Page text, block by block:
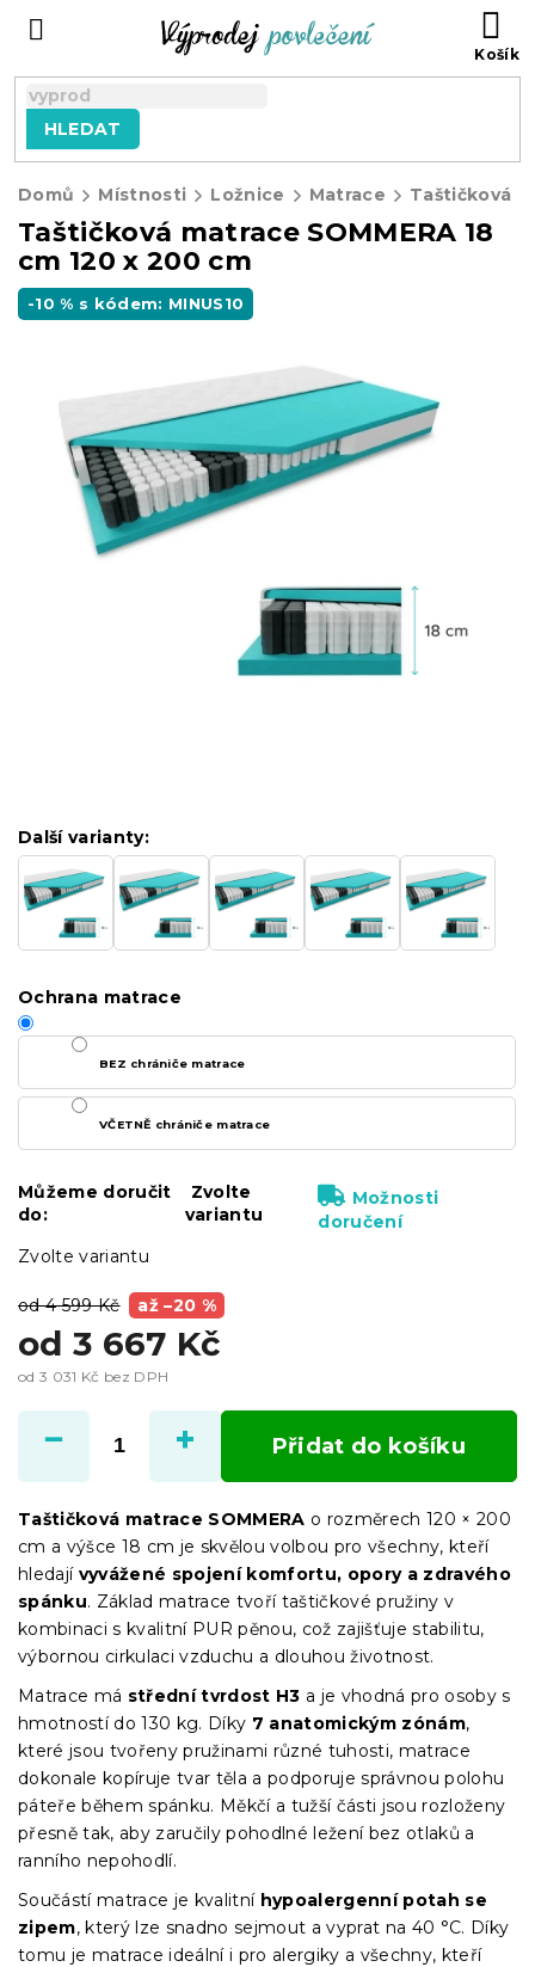
HLEDAT
Domů Místnosti Ložnice Matrace
Taštičková matrace SOMMERA 18
cm 120 x 200 cm
-10 % s kódem: MINUS10
od 4 599 Kč až –20 %
od 3 667 Kč
od 3 031 Kč bez DPH
cena:
Zvolte variantu
Další varianty:
Ochrana matrace
BEZ chrániče matrace
VČETNĚ chrániče matrace
Můžeme doručit
do:
Zvolte
variantu
Možnosti
doručení
Přidat do košíku
Taštičková matrace SOMMERA o rozměrech 120 × 200
cm a výšce 18 cm je skvělou volbou pro všechny, kteří
hledají vyvážené spojení komfortu, opory a zdravého
spánku. Základ matrace tvoří taštičkové pružiny v
kombinaci s kvalitní PUR pěnou, což zajišťuje stabilitu,
výbornou cirkulaci vzduchu a dlouhou životnost.
Matrace má střední tvrdost H3 a je vhodná pro osoby s
hmotností do 130 kg. Díky 7 anatomickým zónám,
které jsou tvořeny pružinami různé tuhosti, matrace
dokonale kopíruje tvar těla a podporuje správnou polohu
páteře během spánku. Měkčí a tužší části jsou rozloženy
přesně tak, aby zaručily pohodlné ležení bez otlaků a
ranního nepohodlí.
Součástí matrace je kvalitní hypoalergenní potah se
zipem, který lze snadno sejmout a vyprat na 40 °C. Díky
tomu je matrace ideální i pro alergiky a všechny, kteří